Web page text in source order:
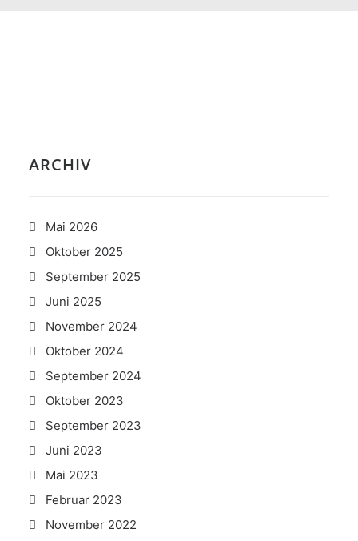
ARCHIV
Mai 2026
Oktober 2025
September 2025
Juni 2025
November 2024
Oktober 2024
September 2024
Oktober 2023
September 2023
Juni 2023
Mai 2023
Februar 2023
November 2022